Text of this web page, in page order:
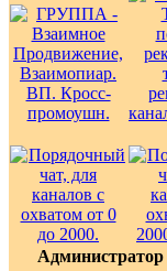
Администратор